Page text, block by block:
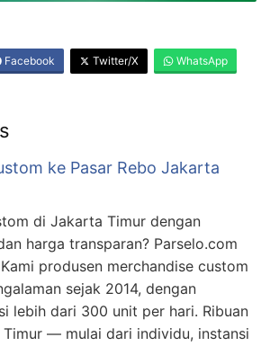
Facebook Twitter/X WhatsApp
ke Pasar Rebo Jakarta
di Jakarta Timur dengan
harga transparan? Parselo.com
produsen merchandise custom
sejak 2014, dengan
lebih dari 300 unit per hari. Ribuan
— mulai dari individu, instansi